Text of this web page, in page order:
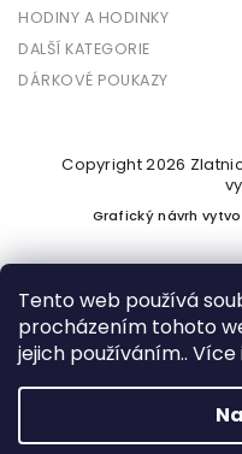
Tento web používá
procházením tohoto
jejich používáním..
HODINY A HODINKY
DALŠÍ KATEGORIE
DÁRKOVÉ POUKAZY
Copyright 2026
Grafický návrh
Podle zákona o evidenci
kupujícímu účtenku.